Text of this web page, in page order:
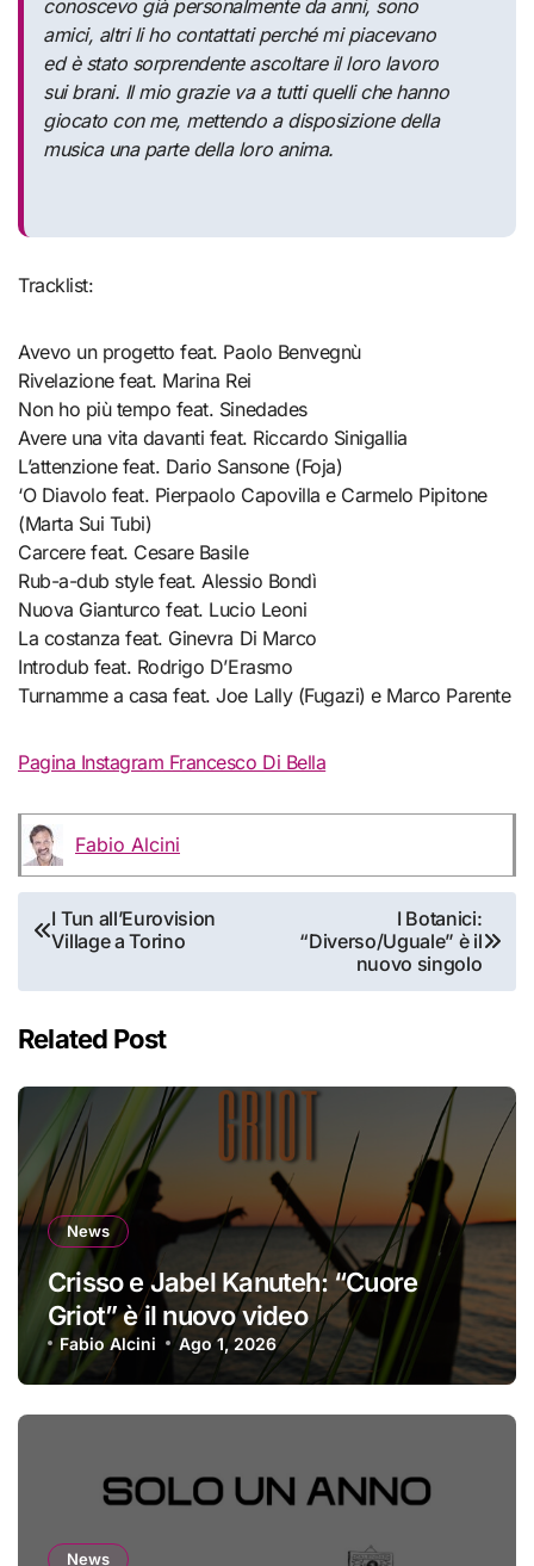
conoscevo già personalmente da anni, sono
amici, altri li ho contattati perché mi piacevano
ed è stato sorprendente ascoltare il loro lavoro
sui brani. Il mio grazie va a tutti quelli che hanno
giocato con me, mettendo a disposizione della
musica una parte della loro anima.
Tracklist:
Avevo un progetto feat. Paolo Benvegnù
Rivelazione feat. Marina Rei
Non ho più tempo feat. Sinedades
Avere una vita davanti feat. Riccardo Sinigallia
L’attenzione feat. Dario Sansone (Foja)
‘O Diavolo feat. Pierpaolo Capovilla e Carmelo Pipitone
(Marta Sui Tubi)
Carcere feat. Cesare Basile
Rub-a-dub style feat. Alessio Bondì
Nuova Gianturco feat. Lucio Leoni
La costanza feat. Ginevra Di Marco
Introdub feat. Rodrigo D’Erasmo
Turnamme a casa feat. Joe Lally (Fugazi) e Marco Parente
Pagina Instagram Francesco Di Bella
Fabio Alcini
Navigazione
articoli
I Tun all’Eurovision
Village a Torino
I Botanici:
“Diverso/Uguale” è il
nuovo singolo
Related Post
News
Crisso e Jabel Kanuteh: “Cuore
Griot” è il nuovo video
Fabio Alcini Ago 1, 2026
News